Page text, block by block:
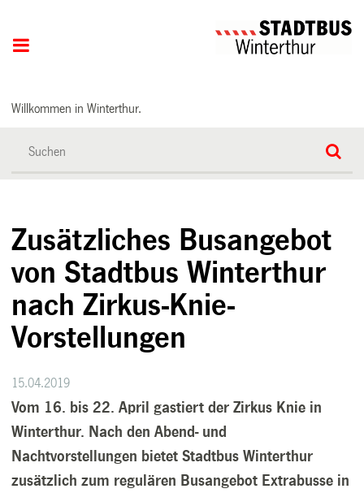
Willkommen in Winterthur.
Zusätzliches Busangebot
von Stadtbus Winterthur
nach Zirkus-Knie-
Vorstellungen
15.04.2019
Vom 16. bis 22. April gastiert der Zirkus Knie in
Winterthur. Nach den Abend- und
Nachtvorstellungen bietet Stadtbus Winterthur
zusätzlich zum regulären Busangebot Extrabusse in